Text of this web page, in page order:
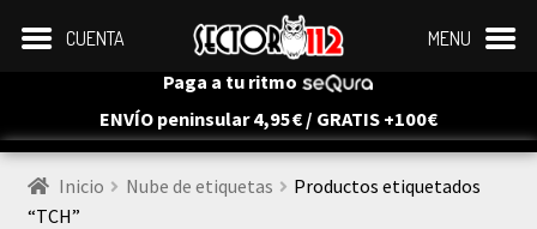
Paga a tu ritmo
ENVÍO peninsular 4,95€ / GRATIS +100€
Inicio Nube de etiquetas
Productos etiquetados
“TCH”
CUENTA MENU